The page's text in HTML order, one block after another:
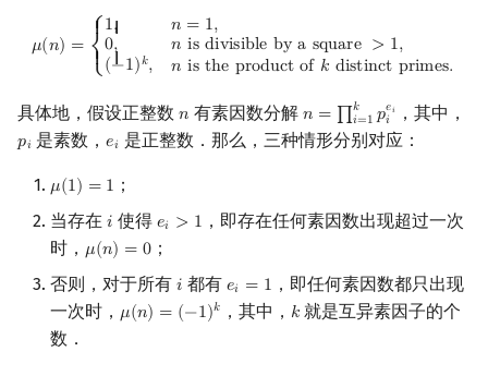
镜像站列表
致谢
Dev-C++
CLion
Xcode
GUIDE
WSL (Windows 10)
Special Judge
Testlib
OJ 工具
LaTeX 入门
文件操作
Lambda 表达式
pb_ds
Python 速成
Java 进阶
归并排序
堆排序
希尔排序
锦标赛排序
前缀和 & 差分
二分
构造
迭代加深搜索
回溯法
Alpha–Beta 剪枝
优化
数位 DP
计数 DP
动态 DP
概率 DP
前缀函数与 KMP 算法
Boyer–Moore 算法
Z 函数（扩展 KMP）
后缀数组 (SA)
后缀自动机 (SAM)
后缀平衡树
参考文献
多项式牛顿迭代
多项式多点求值|快速插值
多项式初等函数
多项式平移|连续点值平移
符号化方法
Lagrange 反演
伯努利数
Eulerian Number
分拆数
范德蒙德卷积
线性映射
对角化
Jordan标准型
块状数据结构
单调栈
ST 表
树状数组
线段树
AVL 树
红黑树
AA 树
虚树
树分治
AHU 算法
树哈希
有向无环图
最短路问题
斯坦纳树
拆点
连通性相关
旋转卡壳
平面最近点对
随机增量法
反演变换
有限状态自动机
计算理论基础
约瑟夫问题
表达式求值
在一台机器上规划任务
𝜇(𝑛) =
⎧{ {
⎨{ {
⎩
1, 𝑛 = 1,
0, 𝑛 is divisible by a square > 1,
(−1)𝑘, 𝑛 is the product of 𝑘 distinct primes.
1, 0, is divisible by a square
具体地，假设正整数 𝑛
n 有素因数分解 𝑛 = ∏𝑘
𝑖=1 𝑝𝑒𝑖
𝑖
n=∏ = 1kp iei ，其中，
𝑝𝑖
pi 是素数，𝑒𝑖
ei 是正整数．那么，三种情形分别对应：
𝜇(1) = 1
μ(1)= 1
；
当存在 𝑖
i 使得 𝑒𝑖 > 1
ei >1
，即存在任何素因数出现超过一次
时， 𝜇(𝑛) = 0
μ(n)= 0
；
否则，对于所有 𝑖
i 都有 𝑒𝑖 = 1
ei =1
，即任何素因数都只出现
一次时， 𝜇(𝑛) = (−1)𝑘
μ(n)= (− 1)k ，其中， 𝑘
k 就是互异素因子的个
数．